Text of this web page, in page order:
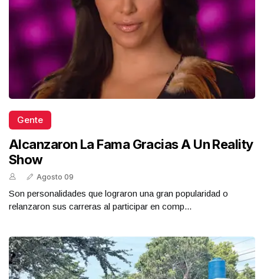
Gente
Alcanzaron La Fama Gracias A Un Reality
Show
Agosto 09
Son personalidades que lograron una gran popularidad o
relanzaron sus carreras al participar en comp...